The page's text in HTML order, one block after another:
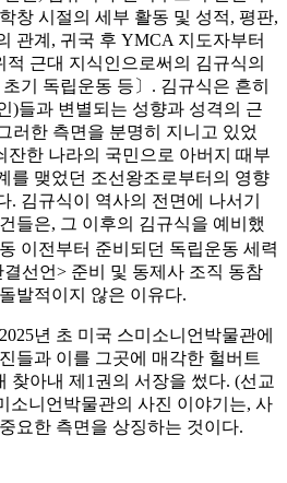
창 시절의 세부 활동 및 성적, 평판,
관계, 귀국 후 YMCA 지도자부터
근대 지식인으로써의 김규식의
기 독립운동 등〕. 김규식은 흔히
)들과 변별되는 성향과 성격의 근
러한 측면을 분명히 지니고 있었
잔한 나라의 국민으로 아버지 때부
를 맺었던 조선왕조로부터의 영향
. 김규식이 역사의 전면에 나서기
들은, 그 이후의 김규식을 예비했
이전부터 준비되던 독립운동 세력
선언> 준비 및 동제사 조직 동참
발적이지 않은 이유다.
년 초 미국 스미소니언박물관에
들과 이를 그곳에 매각한 헐버트
찾아내 제1권의 서장을 썼다. (선교
소니언박물관의 사진 이야기는, 사
요한 측면을 상징하는 것이다.